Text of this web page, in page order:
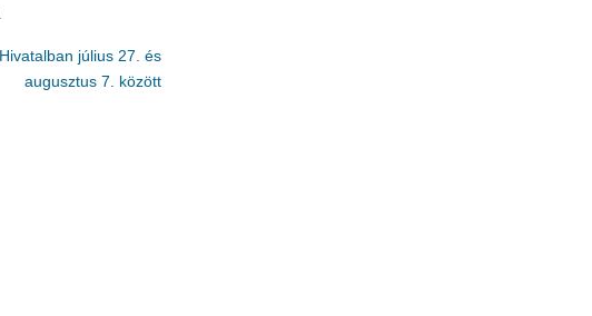
július 27. és
augusztus 7. között